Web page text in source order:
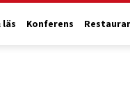
läs Konferens